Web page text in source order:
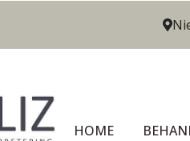
HOME